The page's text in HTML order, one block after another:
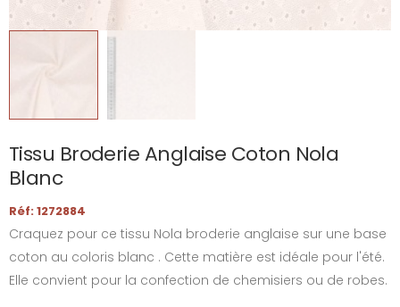
Tissu Broderie Anglaise Coton Nola
Blanc
Réf: 1272884
Craquez pour ce tissu Nola broderie anglaise sur une base
coton au coloris blanc . Cette matière est idéale pour l'été.
Elle convient pour la confection de chemisiers ou de robes.